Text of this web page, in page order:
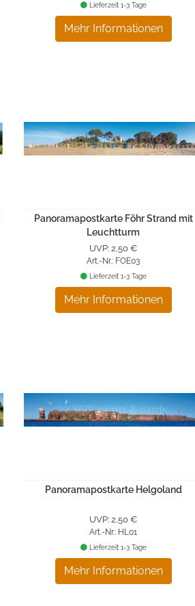
Mehr Informationen
Lieferzeit 1-3 Tage
Panoramapostkarte Föhr Strand mit
Leuchtturm
UVP: 2,50 €
Art.-Nr.: FOE03
Mehr Informationen
Lieferzeit 1-3 Tage
Panoramapostkarte Helgoland
UVP: 2,50 €
Art.-Nr.: HL01
Mehr Informationen
Lieferzeit 1-3 Tage